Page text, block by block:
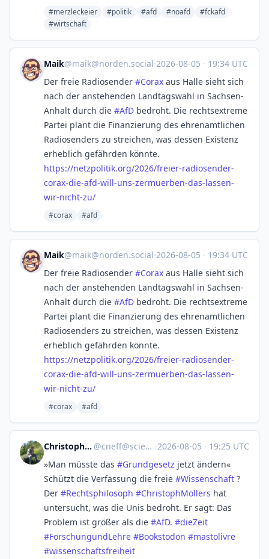
#merzleckeier #politik #afd #noafd
#fckafd
#wirtschaft
Maik@maik@norden.social·2026-08-05 · 19:34 UTC
Der freie Radiosender #Corax aus Halle sieht sich
nach der anstehenden Landtagswahl in Sachsen-
Anhalt durch die #AfD bedroht. Die rechtsextreme
Partei plant die Finanzierung des ehrenamtlichen
Radiosenders zu streichen, was dessen Existenz
erheblich gefährden könnte.
https://netzpolitik.org/2026/freier-radiosender-
corax-die-afd-will-uns-zermuerben-das-lassen-
wir-nicht-zu/
#corax #afd
Maik@maik@norden.social·2026-08-05 · 19:34 UTC
Der freie Radiosender #Corax aus Halle sieht sich
nach der anstehenden Landtagswahl in Sachsen-
Anhalt durch die #AfD bedroht. Die rechtsextreme
Partei plant die Finanzierung des ehrenamtlichen
Radiosenders zu streichen, was dessen Existenz
erheblich gefährden könnte.
https://netzpolitik.org/2026/freier-radiosender-
corax-die-afd-will-uns-zermuerben-das-lassen-
wir-nicht-zu/
#corax #afd
Christophe Neff @cneff@sciences.re ·2026-08-05 · 19:25 UTC
»Man müsste das #Grundgesetz jetzt ändern«
Schützt die Verfassung die freie #Wissenschaft ?
Der #Rechtsphilosoph #ChristophMöllers hat
untersucht, was die Unis bedroht. Er sagt: Das
Problem ist größer als die #AfD. #dieZeit
#ForschungundLehre #Bookstodon #mastolivre
#wissenschaftsfreiheit